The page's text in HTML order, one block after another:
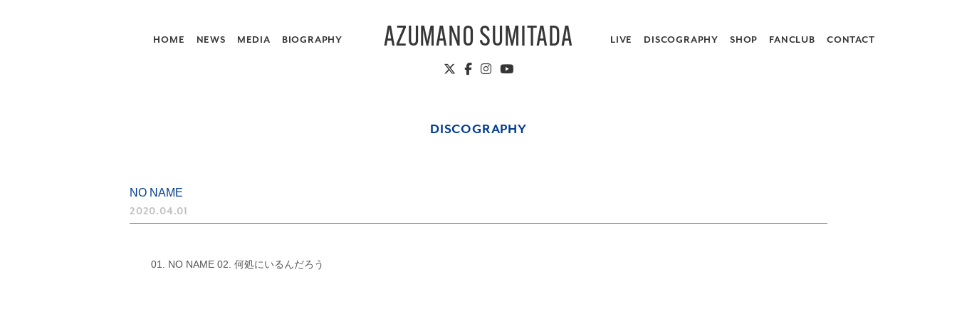
AZUMANO SUMITADA
HOME NEWS MEDIA BIOGRAPHY LIVE DISCOGRAPHY SHOP FANCLUB CONTACT
DISCOGRAPHY
NO NAME
2020.04.01
01. NO NAME 02. 何処にいるんだろう